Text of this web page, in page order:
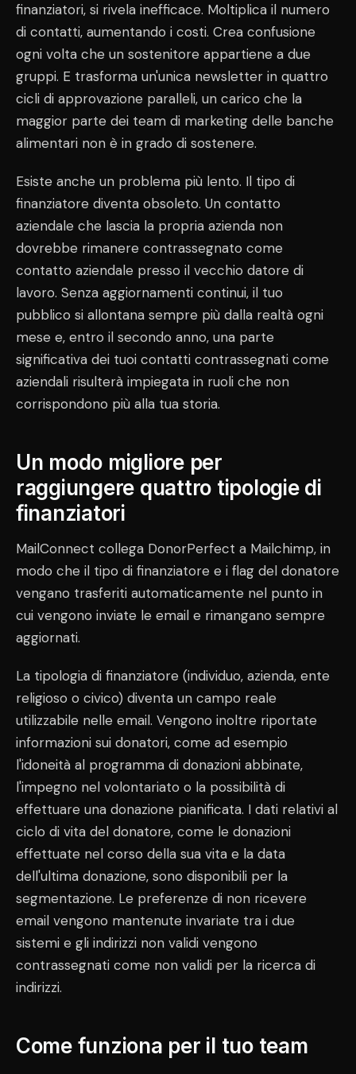
finanziatori, si rivela inefficace. Moltiplica il numero
di contatti, aumentando i costi. Crea confusione
ogni volta che un sostenitore appartiene a due
gruppi. E trasforma un'unica newsletter in quattro
cicli di approvazione paralleli, un carico che la
maggior parte dei team di marketing delle banche
alimentari non è in grado di sostenere.
Esiste anche un problema più lento. Il tipo di
finanziatore diventa obsoleto. Un contatto
aziendale che lascia la propria azienda non
dovrebbe rimanere contrassegnato come
contatto aziendale presso il vecchio datore di
lavoro. Senza aggiornamenti continui, il tuo
pubblico si allontana sempre più dalla realtà ogni
mese e, entro il secondo anno, una parte
significativa dei tuoi contatti contrassegnati come
aziendali risulterà impiegata in ruoli che non
corrispondono più alla tua storia.
Un modo migliore per
raggiungere quattro tipologie di
finanziatori
MailConnect collega DonorPerfect a Mailchimp, in
modo che il tipo di finanziatore e i flag del donatore
vengano trasferiti automaticamente nel punto in
cui vengono inviate le email e rimangano sempre
aggiornati.
La tipologia di finanziatore (individuo, azienda, ente
religioso o civico) diventa un campo reale
utilizzabile nelle email. Vengono inoltre riportate
informazioni sui donatori, come ad esempio
l'idoneità al programma di donazioni abbinate,
l'impegno nel volontariato o la possibilità di
effettuare una donazione pianificata. I dati relativi al
ciclo di vita del donatore, come le donazioni
effettuate nel corso della sua vita e la data
dell'ultima donazione, sono disponibili per la
segmentazione. Le preferenze di non ricevere
email vengono mantenute invariate tra i due
sistemi e gli indirizzi non validi vengono
contrassegnati come non validi per la ricerca di
indirizzi.
Come funziona per il tuo team